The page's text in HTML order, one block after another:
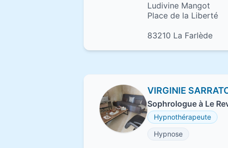
Ludivine Mangot
Place de la Liberté
83210 La Farlède
VIRGINIE
Sophrologue à Le
Hypnothérapeute
Hypnose